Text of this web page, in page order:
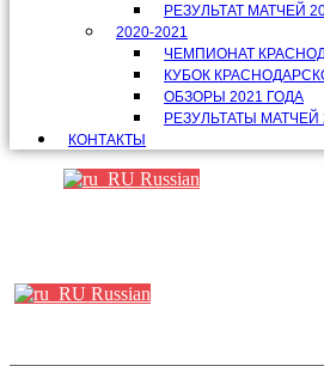
РЕЗУЛЬТАТ МАТЧЕЙ
2020-2021
ЧЕМПИОНАТ
КУБОК
ОБЗОРЫ 2021 ГОДА
РЕЗУЛЬТАТЫ МАТЧЕЙ
КОНТАКТЫ
Russian
Russian